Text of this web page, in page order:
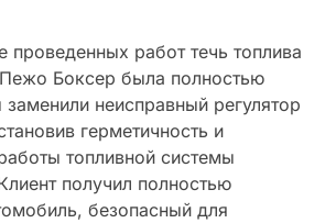
проведенных работ течь топлива
Боксер была полностью
неисправный регулятор
герметичность и
топливной системы
получил полностью
безопасный для